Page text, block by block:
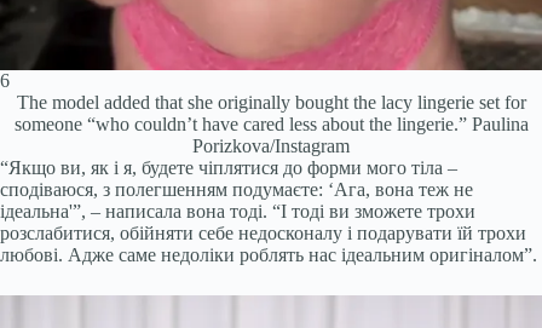
6
The model added that she originally bought the lacy lingerie set for
someone “who couldn’t have cared less about the lingerie.” Paulina
Porizkova/Instagram
“Якщо ви, як і я, будете чіплятися до форми мого тіла –
сподіваюся, з полегшенням подумаєте: ‘Ага, вона теж не
ідеальна'”, – написала вона тоді. “І тоді ви зможете трохи
розслабитися, обійняти себе недосконалу і подарувати їй трохи
любові. Адже саме недоліки роблять нас ідеальним оригіналом”.